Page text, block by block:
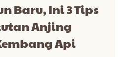
Baru, Ini 3 Tips
Anjing
Api